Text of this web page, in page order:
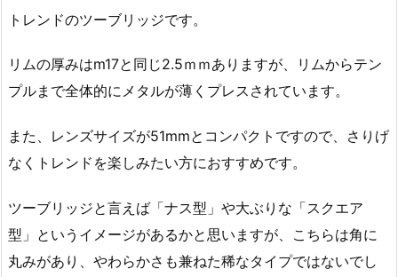
トレンドのツーブリッジです。
リムの厚みはm17と同じ2.5ｍｍありますが、リムからテン
プルまで全体的にメタルが薄くプレスされています。
また、レンズサイズが51mmとコンパクトですので、さりげ
なくトレンドを楽しみたい方におすすめです。
ツーブリッジと言えば「ナス型」や大ぶりな「スクエア
型」というイメージがあるかと思いますが、こちらは角に
丸みがあり、やわらかさも兼ねた稀なタイプではないでし